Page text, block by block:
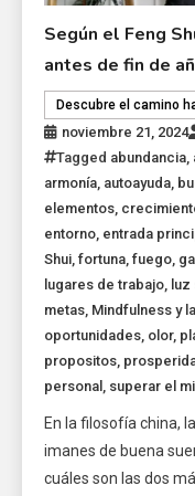
Según el Feng
antes de fin de
Descubre el camino
noviembre 21, 2024
Tagged abundancia,
armonía, autoayuda,
elementos,
entorno, entrada
Shui,fortuna,fuego,
lugares de trabajo,
metas, Mindfulness y
oportunidades, olor,
propositos,
personal , superar el
En la filosofía china,
imanes de buena
cuáles son las dos